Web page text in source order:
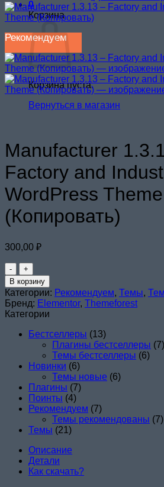
0
Корзина
Корзина пуста.
Вернуться в магазин
Рекомендуем
Manufacturer
Factory and
WordPress Theme
(Копировать)
300,00 ₽
Количество
товара
Manufacturer
1.3.13
–
Factory
and
Industrial
WordPress
Theme
(Копировать)
В корзину
Категории: Рекомендуем, Темы,
Бренд: Elementor, Themeforest
Категории
Бестселлеры (13)
Плагины бестселлеры (7)
Темы бестселлеры (6)
Новинки (6)
Темы новые (6)
Плагины (7)
Поинты (4)
Рекомендуем (7)
Темы рекомендованы (7)
Темы (21)
Описание
Детали
Как скачать?